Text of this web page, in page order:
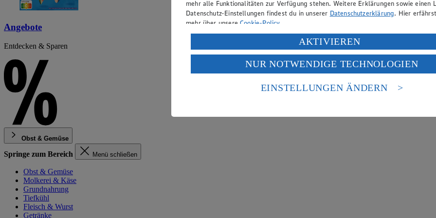
Angebote
Entdecken & Sparen
Obst & Gemüse
Springe zum Bereich Menü schließen
Obst & Gemüse
Molkerei & Käse
Grundnahrung
Tiefkühl
Fleisch & Wurst
Getränke
mehr alle Funktionalitäten zur Verfügung stehen. Weitere Erklärungen sowie einen
Datenschutz-Einstellungen findest du in unserer Datenschutzerklärung. Hier
mehr über unsereCookie-Policy.
Verarbeitung deiner personenbezogenen Daten in den USA durch Facebook und
Wenn du auf „Aktivieren“ klickst, willigst du im Sinne des Art. 49 Abs. 1 Satz 1 lit.
ein, dass deine Daten in den USA verarbeitet werden. Der EuGH sieht die USA als
einem nach europäischen Standards nicht angemessenen Datenschutzniveau an. Es
Risiko eines Zugriffs durch US-amerikanische Behörden.
AKTIVIEREN
NUR NOTWENDIGE TECHNOLOGIEN
EINSTELLUNGEN ÄNDERN